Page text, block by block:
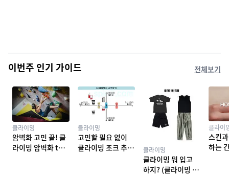
이번주 인기 가이드 전체보기
클라이밍
암벽화 고민 끝! 클
라이밍 암벽화 top
클라이밍
고민할 필요 없이
클라이밍 초크 추천
클라이밍
클라이밍 뭐 입고
하지? (클라이밍 복
클라이
스킨
하는